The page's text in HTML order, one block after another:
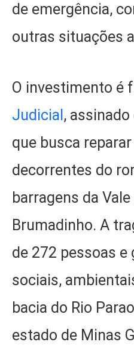
de emergência,
outras situações
O investimento é
Judicial ,
que busca
decorrentes do
barragens da Vale
Brumadinho. A
de 272 pessoas
sociais,
bacia do Rio
estado de Minas